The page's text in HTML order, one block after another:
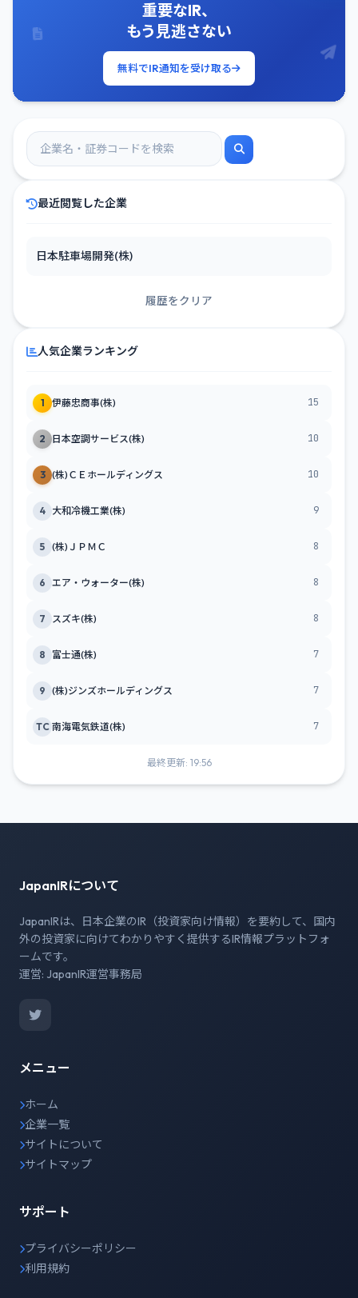
重要なIR、
もう見逃さない
無料でIR通知を受け取る
最近閲覧した企業
日本駐車場開発(株)
履歴をクリア
人気企業ランキング
1 伊藤忠商事(株) 15
2 日本空調サービス(株) 10
3 (株)ＣＥホールディングス 10
4 大和冷機工業(株) 9
5 (株)ＪＰＭＣ 8
6 エア・ウォーター(株) 8
7 スズキ(株) 8
8 富士通(株) 7
9 (株)ジンズホールディングス 7
TC 南海電気鉄道(株) 7
最終更新: 19:56
JapanIRについて
JapanIRは、日本企業のIR（投資家向け情報）を要約して、国内
外の投資家に向けてわかりやすく提供するIR情報プラットフォ
ームです。
運営: JapanIR運営事務局
メニュー
ホーム
企業一覧
サイトについて
サイトマップ
サポート
プライバシーポリシー
利用規約